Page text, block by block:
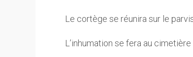
Le cortège se réunira sur le parvis
L’inhumation se fera au cimetière